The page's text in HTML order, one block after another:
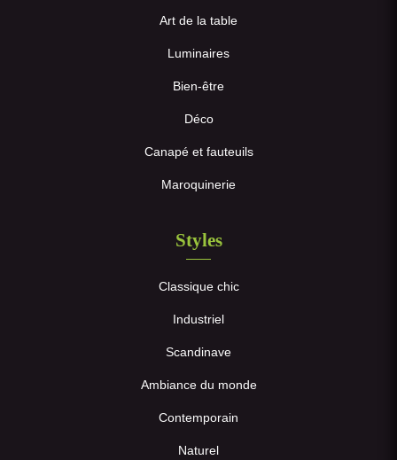
Art de la table
Luminaires
Bien-être
Déco
Canapé et fauteuils
Maroquinerie
Styles
Classique chic
Industriel
Scandinave
Ambiance du monde
Contemporain
Naturel